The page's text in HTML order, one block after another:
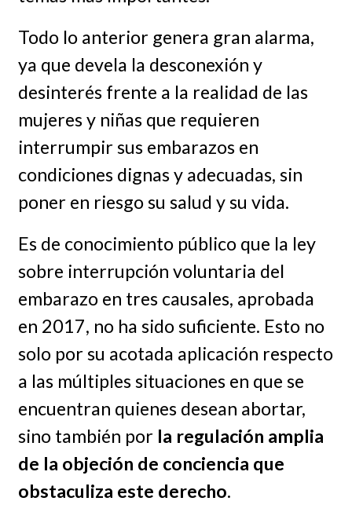
Todo lo anterior genera gran alarma,
ya que devela la desconexión y
desinterés frente a la realidad de las
mujeres y niñas que requieren
interrumpir sus embarazos en
condiciones dignas y adecuadas, sin
poner en riesgo su salud y su vida.
Es de conocimiento público que la ley
sobre interrupción voluntaria del
embarazo en tres causales, aprobada
en 2017, no ha sido suficiente. Esto no
solo por su acotada aplicación respecto
a las múltiples situaciones en que se
encuentran quienes desean abortar,
sino también por la regulación amplia
de la objeción de conciencia que
obstaculiza este derecho.